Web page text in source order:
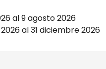
al 9 agosto 2026
al 31 diciembre 2026